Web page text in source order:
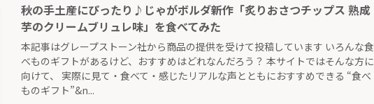
秋の手土産にぴったり♪じゃがボルダ新作「炙りおさつチップス 熟成
芋のクリームブリュレ味」を食べてみた
本記事はグレープストーン社から商品の提供を受けて投稿しています いろんな食
べものギフトがあるけど、おすすめはどれなんだろう？ 本サイトではそんな方に
向けて、 実際に見て・食べて・感じたリアルな声とともにおすすめできる “食べ
ものギフト”&n...